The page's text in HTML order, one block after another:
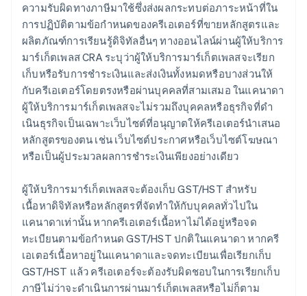
ความรับผิดทางภาษีมาใช้ซึ่งส่งผลกระทบต่อภาระหน้าที่ใน
การปฏิบัติตามข้อกําหนดของครีเอเตอร์ที่ขายหลักสูตรและ
ผลิตภัณฑ์การเรียนรู้ดิจิทัลอื่นๆ ทางออนไลน์ผ่านผู้ให้บริการ
มาร์เก็ตเพลส CRA ระบุว่าผู้ให้บริการมาร์เก็ตเพลสจะเรียก
เก็บหรือรับการชําระเงินและส่งเงินทั้งหมดหรือบางส่วนให้
กับครีเอเตอร์โดยตรงหรือผ่านบุคคลที่สามเสมอ ในแคนาดา
ผู้ให้บริการมาร์เก็ตเพลสจะไม่รวมถึงบุคคลหรือธุรกิจที่ดํา
เนินธุรกิจเป็นเฉพาะเว็บไซต์ที่อนุญาตให้ครีเอเตอร์นำเสนอ
หลักสูตรของตน เช่น เว็บไซต์ประกาศหรือเว็บไซต์โฆษณา
หรือเป็นผู้ประมวลผลการชําระเงินเพียงอย่างเดียว
ผู้ให้บริการมาร์เก็ตเพลสจะต้องเก็บ GST/HST สำหรับ
เนื้อหาดิจิทัลหรือหลักสูตรที่จัดทําให้กับบุคคลทั่วไปใน
แคนาดาเท่านั้น หากครีเอเตอร์เนื้อหาไม่ได้อยู่หรือจด
ทะเบียนตามข้อกําหนด GST/HST ปกติในแคนาดา หากครี
เอเตอร์เนื้อหาอยู่ในแคนาดาและจดทะเบียนเพื่อเรียกเก็บ
GST/HST แล้ว ครีเอเตอร์จะต้องรับผิดชอบในการเรียกเก็บ
ภาษีไม่ว่าจะดําเนินการผ่านมาร์เก็ตเพลสหรือไม่ก็ตาม